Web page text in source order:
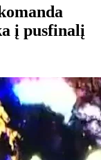
į pusfinalį